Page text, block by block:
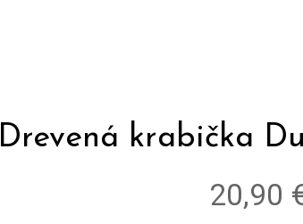
Drevená krabička
20,90